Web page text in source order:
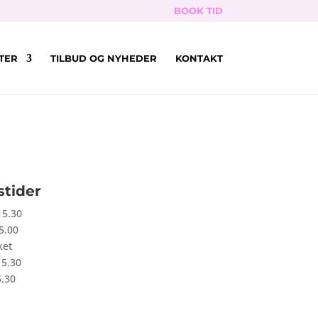
BOOK TID
TILBUD OG NYHEDER KONTAKT